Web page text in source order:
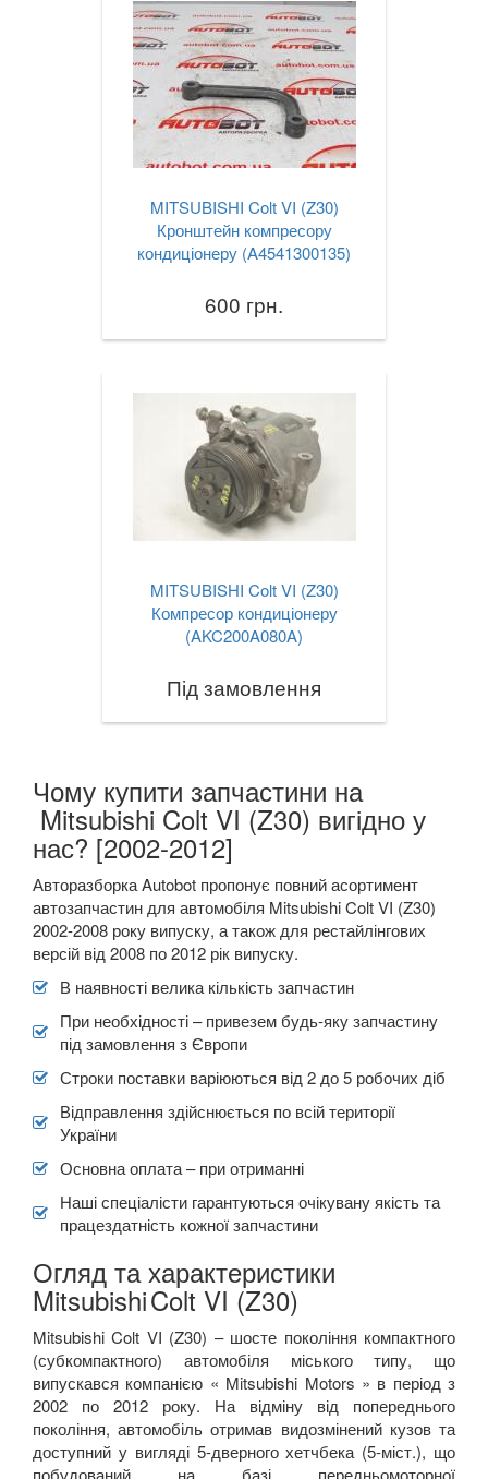
MITSUBISHI Colt VI (Z30)
Кронштейн компресору
кондиціонеру (A4541300135)
600 грн.
MITSUBISHI Colt VI (Z30)
Компресор кондиціонеру
(AKC200A080A)
Під замовлення
Чому купити запчастини на
Mitsubishi Colt VI (Z30) вигідно у
нас? [2002-2012]
Авторазборка Autobot пропонує повний асортимент
автозапчастин для автомобіля Mitsubishi Colt VI (Z30)
2002-2008 року випуску, а також для рестайлінгових
версій від 2008 по 2012 рік випуску.
В наявності велика кількість запчастин
При необхідності – привезем будь-яку запчастину
під замовлення з Європи
Строки поставки варіюються від 2 до 5 робочих діб
Відправлення здійснюється по всій території
України
Основна оплата – при отриманні
Наші спеціалісти гарантуються очікувану якість та
працездатність кожної запчастини
Огляд та характеристики
MitsubishiColt VI (Z30)
Mitsubishi Colt VI (Z30) – шосте покоління компактного
(субкомпактного) автомобіля міського типу, що
випускався компанією « Mitsubishi Motors » в період з
2002 по 2012 року. На відміну від попереднього
покоління, автомобіль отримав видозмінений кузов та
доступний у вигляді 5-дверного хетчбека (5-міст.), що
побудований на базі передньомоторної